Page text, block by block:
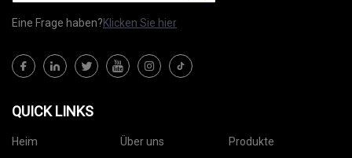
Eine Frage haben?Klicken Sie hier
QUICK LINKS
Heim Über uns
Produkte